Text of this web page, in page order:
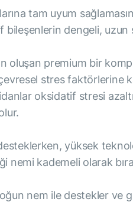
tam uyum
dengeli, uzun
premium bir
stres faktörlerine
oksidatif stresi
yüksek
kademeli olarak
nem ile destekler ve